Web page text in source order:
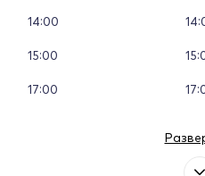
14:00
15:00
17:00